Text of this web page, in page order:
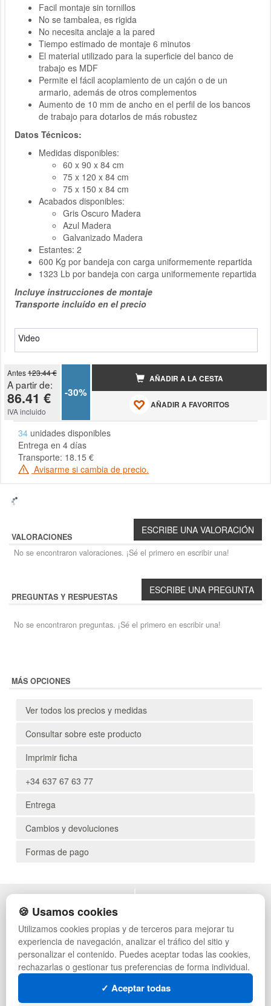
Facil montaje sin tornillos
No se tambalea, es rigida
No necesita anclaje a la pared
Tiempo estimado de montaje 6 minutos
El material utilizado para la superficie del banco de
trabajo es MDF
Permite el fácil acoplamiento de un cajón o de un
armario, además de otros complementos
Aumento de 10 mm de ancho en el perfil de los bancos
de trabajo para dotarlos de más robustez
Datos Técnicos:
Medidas disponibles:
60 x 90 x 84 cm
75 x 120 x 84 cm
75 x 150 x 84 cm
Acabados disponibles:
Gris Oscuro Madera
Azul Madera
Galvanizado Madera
Estantes: 2
600 Kg por bandeja con carga uniformemente repartida
1323 Lb por bandeja con carga uniformemente repartida
Incluye instrucciones de montaje
Transporte incluído en el precio
Video
Antes123.44 €
A partir de:
86.41 €
IVA incluido
-30%
AÑADIR A LA CESTA
AÑADIR A FAVORITOS
34 unidades disponibles
Entrega en 4 días
Transporte: 18.15 €
Avisarme si cambia de precio.
VALORACIONES
No se encontraron valoraciones. ¡Sé el primero en escribir una!
PREGUNTAS Y RESPUESTAS
No se encontraron preguntas. ¡Sé el primero en escribir una!
MÁS OPCIONES
Ver todos los precios y medidas
Consultar sobre este producto
Imprimir ficha
+34 637 67 63 77
Entrega
Cambios y devoluciones
Formas de pago
POLÍTICA DE PRIVACIDAD
CONDICIONES DE USO
CAMBIOS Y DEVOLUCIONES
CONTACTO
QUIENES SOMOS
MAPA WEB
PREGUNTAS FRECUENTES
SÍGUENOS:
MUEBLES VINTAGE
MUEBLES HOSTELERÍA
SUMINISTROS HOSTELERÍA
TIENDA DE DEPORTES
LOTES DE NAVIDAD
GESTIÓN DE RESIDUOS
🍪 Usamos cookies
Utilizamos cookies propias y de terceros para mejorar tu
experiencia de navegación, analizar el tráfico del sitio y
personalizar el contenido. Puedes aceptar todas las cookies,
rechazarlas o gestionar tus preferencias de forma individual.
✓ Aceptar todas